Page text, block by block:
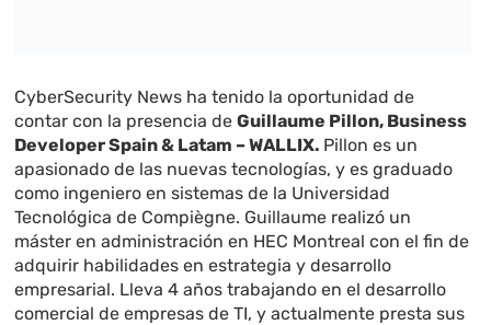
CyberSecurity News ha tenido la oportunidad de
contar con la presencia deGuillaume Pillon, Business
Developer Spain & Latam – WALLIX. Pillon es un
apasionado de las nuevas tecnologías, y es graduado
como ingeniero en sistemas de la Universidad
Tecnológica de Compiègne. Guillaume realizó un
máster en administración en HEC Montreal con el fin de
adquirir habilidades en estrategia y desarrollo
empresarial. Lleva 4 años trabajando en el desarrollo
comercial de empresas de TI, y actualmente presta sus